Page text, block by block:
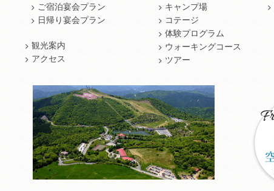
ご宿泊宴会プラン
日帰り宴会プラン
観光案内
アクセス
キャンプ場
コテージ
体験プログラム
ウォーキングコース
ツアー